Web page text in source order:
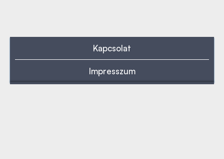
Kapcsolat
Impresszum